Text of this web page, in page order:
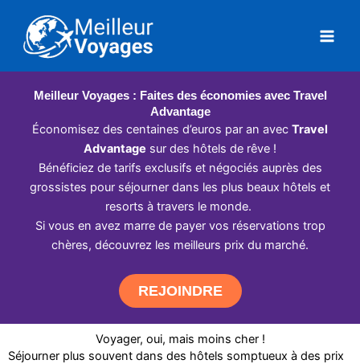
contenu
Meilleur Voyages : Faites des économies avec Travel
Advantage
Économisez des centaines d’euros par an avec Travel
Advantage sur des hôtels de rêve !
Bénéficiez de tarifs exclusifs et négociés auprès des
grossistes pour séjourner dans les plus beaux hôtels et
resorts à travers le monde.
Si vous en avez marre de payer vos réservations trop
chères, découvrez les meilleurs prix du marché.
REJOINDRE
Voyager, oui, mais moins cher !
Séjourner plus souvent dans des hôtels somptueux à des prix